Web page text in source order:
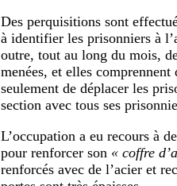
Des perquisitions sont
à identifier les prisonniers à
outre, tout au long du mois,
menées, et elles
seulement de déplacer les
section avec tous ses
L’occupation a eu recours à
pour renforcer son « coffre
renforcés avec de l’acier et